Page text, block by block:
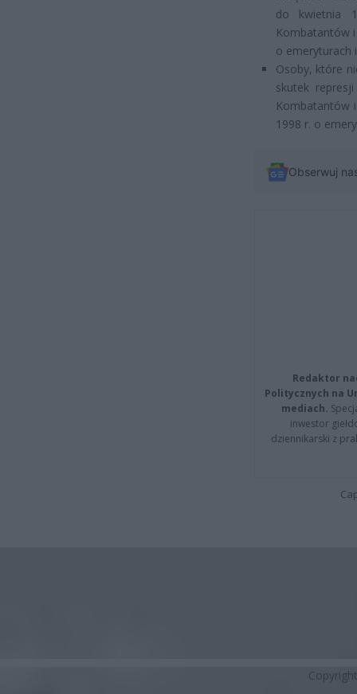
do kwietnia
Kombatantów
o emeryturach
Osoby, które
skutek
Kombatantów
1998 r. o
Obserwuj
Redaktor
Politycznych na
mediach.
inwestor
dziennikarski z